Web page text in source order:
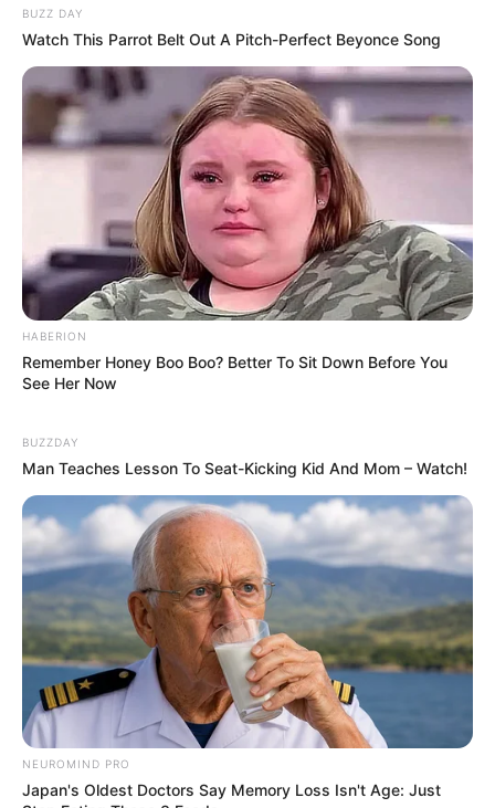
અમારી યુટ્યુબ ચેનલ ને Subscribe કરો
Latest News
BUZZ DAY
Watch This Parrot Belt Out A Pitch-Perfect Beyonce Song
HABERION
Remember Honey Boo Boo? Better To Sit Down Before You
See Her Now
BUZZDAY
Man Teaches Lesson To Seat-Kicking Kid And Mom – Watch!
NEUROMIND PRO
Japan's Oldest Doctors Say Memory Loss Isn't Age: Just